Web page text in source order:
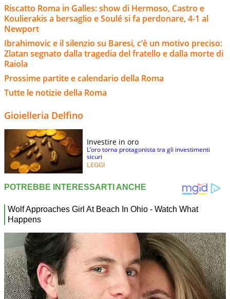
Riscatto Roma in Galles: show di Hermoso, Castro e
Koulierakis a bersaglio e Soulé si fa perdonare, 4-1 al
Newport
Ibrahimovic e il silenzio su Baresi, c’è un motivo preciso:
Zlatan segnato dalla tragedia del fratello e dalla morte di
Raiola
Prossime partite e calendario della Roma
Tutte le notizie della Roma
Gioielleria Delfino
Investire in oro
L’oro torna protagonista tra gli investimenti
sicuri
LEGGI